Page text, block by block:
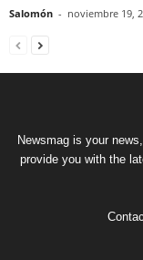
Salomón - noviembre 19,
Newsmag is your
provide you with the